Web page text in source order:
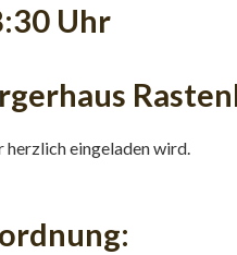
Uhr
herzlich eingeladen wird.